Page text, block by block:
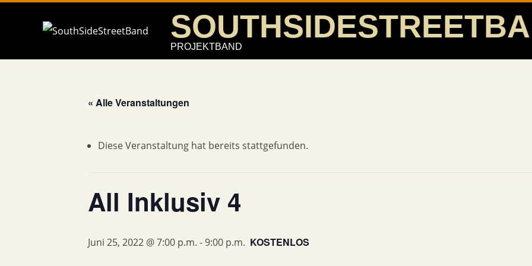
PROJEKTBAND
« Alle Veranstaltungen
Diese Veranstaltung hat bereits stattgefunden.
All Inklusiv 4
Juni 25, 2022 @ 7:00 p.m. - 9:00 p.m. KOSTENLOS